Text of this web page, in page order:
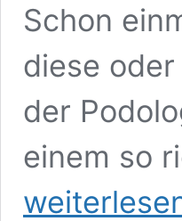
Schon
diese
der
einem so
Produktpräsentation
in